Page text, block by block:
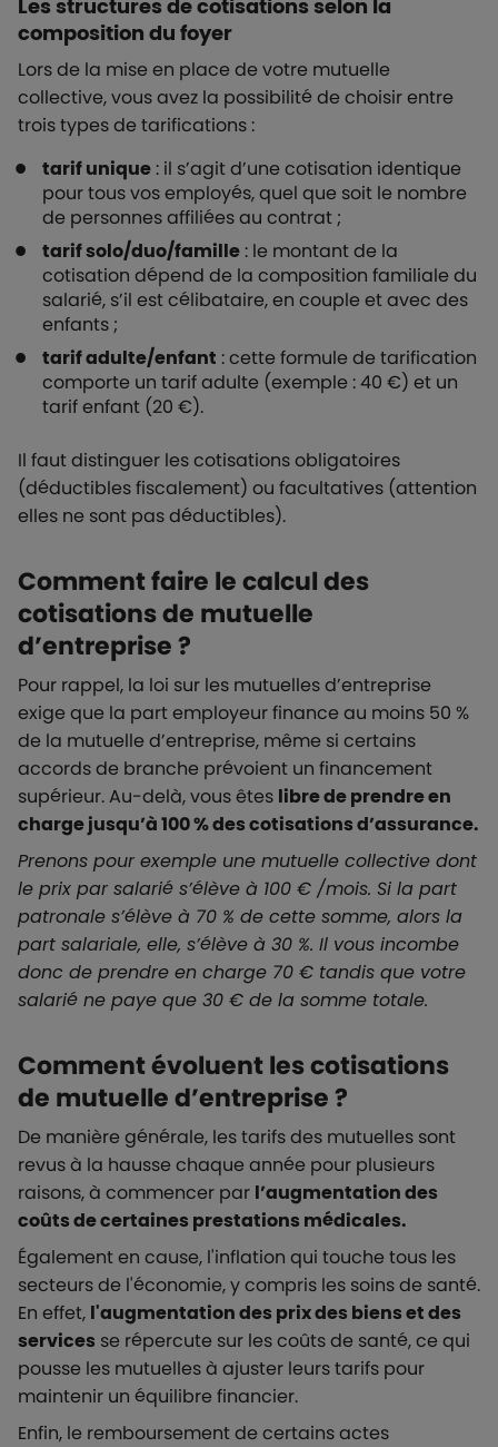
Les structures de cotisations selon la
composition du foyer
Lors de la mise en place de votre mutuelle
collective, vous avez la possibilité de choisir entre
trois types de tarifications :
tarif unique : il s’agit d’une cotisation identique
pour tous vos employés, quel que soit le nombre
de personnes affiliées au contrat ;
tarif solo/duo/famille : le montant de la
cotisation dépend de la composition familiale du
salarié, s’il est célibataire, en couple et avec des
enfants ;
tarif adulte/enfant : cette formule de tarification
comporte un tarif adulte (exemple : 40 €) et un
tarif enfant (20 €).
Il faut distinguer les cotisations obligatoires
(déductibles fiscalement) ou facultatives (attention
elles ne sont pas déductibles).
Comment faire le calcul des
cotisations de mutuelle
d’entreprise ?
Pour rappel, la loi sur les mutuelles d’entreprise
exige que la part employeur finance au moins 50 %
de la mutuelle d’entreprise, même si certains
accords de branche prévoient un financement
supérieur. Au-delà, vous êtes libre de prendre en
charge jusqu’à 100 % des cotisations d’assurance.
Prenons pour exemple une mutuelle collective dont
le prix par salarié s’élève à 100 € /mois. Si la part
patronale s’élève à 70 % de cette somme, alors la
part salariale, elle, s’élève à 30 %. Il vous incombe
donc de prendre en charge 70 € tandis que votre
salarié ne paye que 30 € de la somme totale.
Comment évoluent les cotisations
de mutuelle d’entreprise ?
De manière générale, les tarifs des mutuelles sont
revus à la hausse chaque année pour plusieurs
raisons, à commencer par l’augmentation des
coûts de certaines prestations médicales.
Également en cause, l'inflation qui touche tous les
secteurs de l'économie, y compris les soins de santé.
En effet, l'augmentation des prix des biens et des
services se répercute sur les coûts de santé, ce qui
pousse les mutuelles à ajuster leurs tarifs pour
maintenir un équilibre financier.
Enfin, le remboursement de certains actes